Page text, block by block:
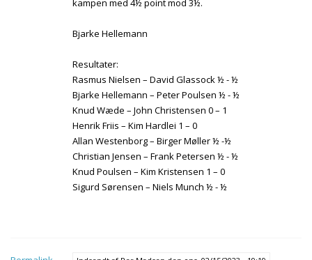
kampen med 4½ point mod 3½.
Bjarke Hellemann
Resultater:
Rasmus Nielsen – David Glassock ½ - ½
Bjarke Hellemann – Peter Poulsen ½ - ½
Knud Wæde – John Christensen 0 – 1
Henrik Friis – Kim Hardlei 1 – 0
Allan Westenborg – Birger Møller ½ -½
Christian Jensen – Frank Petersen ½ - ½
Knud Poulsen – Kim Kristensen 1 – 0
Sigurd Sørensen – Niels Munch ½ - ½